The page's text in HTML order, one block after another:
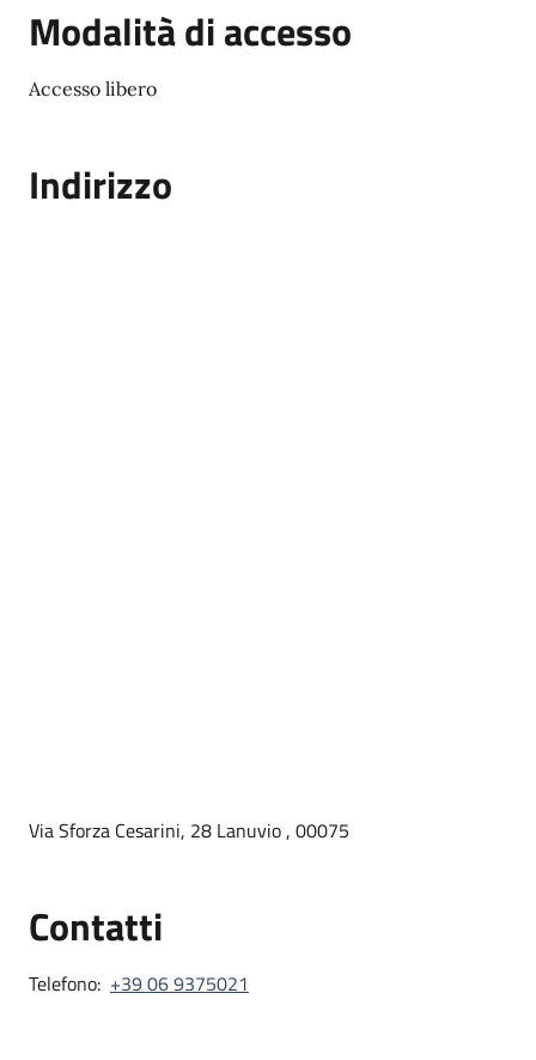
Modalità di accesso
Accesso libero
Indirizzo
Via Sforza Cesarini, 28 Lanuvio , 00075
Contatti
Telefono: +39 06 9375021